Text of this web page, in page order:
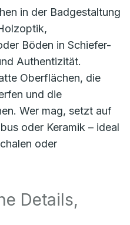
in der Badgestaltung
Böden in Schiefer-
Authentizität.
Oberflächen, die
und die
Wer mag, setzt auf
oder Keramik – ideal
oder
Details,